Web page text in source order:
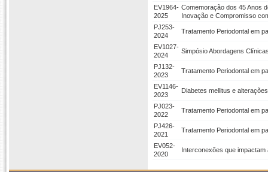
EV1964-
2025
Comemoração dos 45 Anos
Inovação e Compromisso
PJ253-
2024
Tratamento Periodontal em
EV1027-
2024
Simpósio Abordagens
PJ132-
2023
Tratamento Periodontal em
EV1146-
2023
Diabetes mellitus e
PJ023-
2022
Tratamento Periodontal em
PJ426-
2021
Tratamento Periodontal em
EV052-
2020
Interconexões que